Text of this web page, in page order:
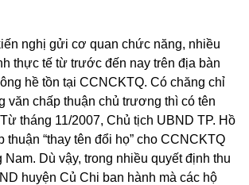
nghị gửi cơ quan chức năng, nhiều
thực tế từ trước đến nay trên địa bàn
hề tồn tại CCNCKTQ. Có chăng chỉ
văn chấp thuận chủ trương thì có tên
tháng 11/2007, Chủ tịch UBND TP. Hồ
thuận “thay tên đổi họ” cho CCNCKTQ
Dù vậy, trong nhiều quyết định thu
huyện Củ Chi ban hành mà các hộ